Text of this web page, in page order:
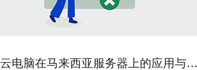
云电脑在马来西亚服务器上的应用与优